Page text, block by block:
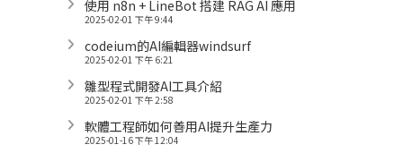
使用 n8n + LineBot 搭建 RAG AI 應用
2025-02-01 下午 9:44
codeium的AI編輯器windsurf
2025-02-01 下午 6:21
雛型程式開發AI工具介紹
2025-02-01 下午 2:58
軟體工程師如何善用AI提升生產力
2025-01-16 下午 12:04